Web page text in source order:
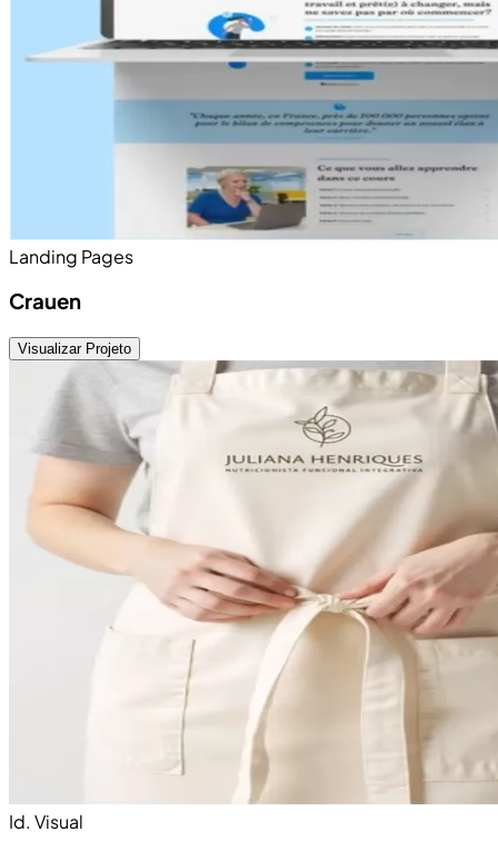
Landing Pages
Crauen
Visualizar Projeto
Id. Visual